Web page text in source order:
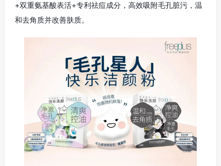
+双重氨基酸表活+专利祛痘成分，高效吸附毛孔脏污，温
和去角质并改善肤质。